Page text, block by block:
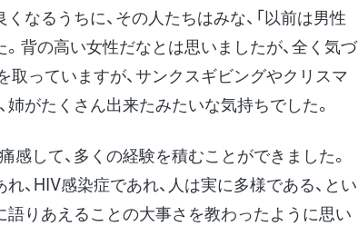
なるうちに、その人たちはみな、「以前は男性
背の高い女性だなとは思いましたが、全く気づ
っていますが、サンクスギビングやクリスマ
がたくさん出来たみたいな気持ちでした。
して、多くの経験を積むことができました。
、HIV感染症であれ、人は実に多様である、とい
語りあえることの大事さを教わったように思い